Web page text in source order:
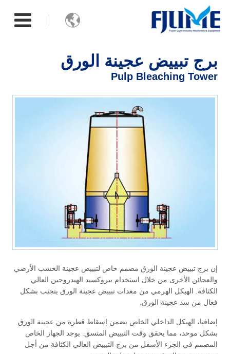

برج تبييض عجينة الورق
Pulp Bleaching Tower
إن برج تبييض عجينة الورق مصمم خاص لتبييض عجينة الخشب الأرضي
والعجائن الأخرى من خلال استخدام بيروكسيد الهيدروجين العالي
الكثافة. الهيكل الهرمي من معدات تبييض عجينة الورق يتجنب بشكل
فعال من سد عجينة الورق.
إضافيا، الهيكل الداخلي الخاص يضمن إسقاط قطرة من عجينة الورق
بشكل موحد، مما يحقق وقت التبييض المتسق. يوجد الجهاز الخاص
المصمم في الجزء الأسفل من برج التبييض العالي الكثافة من أجل